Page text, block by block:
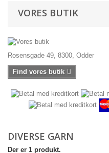
VORES BUTIK
Rosensgade 49, 8300, Odder
Find vores butik
DIVERSE GARN
Der er 1 produkt.